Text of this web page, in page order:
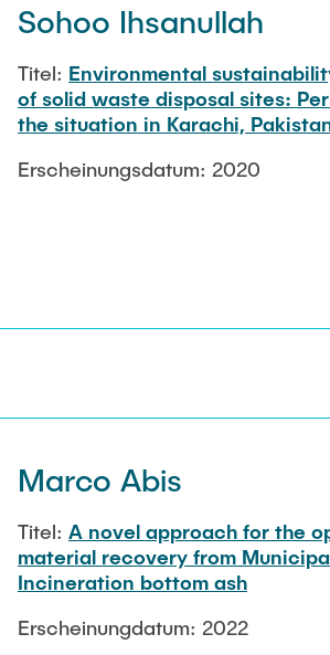
Sohoo Ihsanullah
Titel: Environmental
of solid waste disposal sites:
the situation in Karachi,
Erscheinungsdatum: 2020
Marco Abis
Titel: A novel approach for the
material recovery from
Incineration bottom ash
Erscheinungdatum: 2022